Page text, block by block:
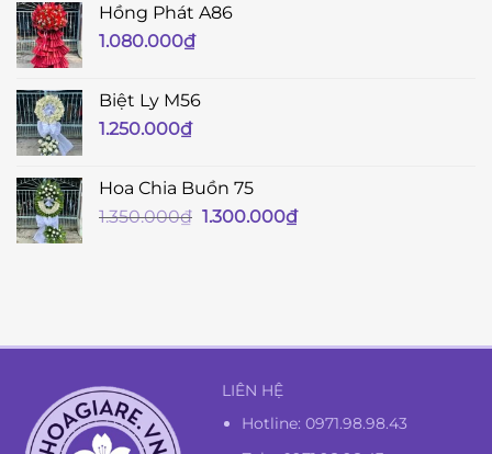
Hồng Phát A86
1.080.000₫
Biệt Ly M56
1.250.000₫
Hoa Chia Buồn 75
1.350.000₫ Giá
1.300.000₫Giá
LIÊN HỆ
Hotline:0971.98.98.43